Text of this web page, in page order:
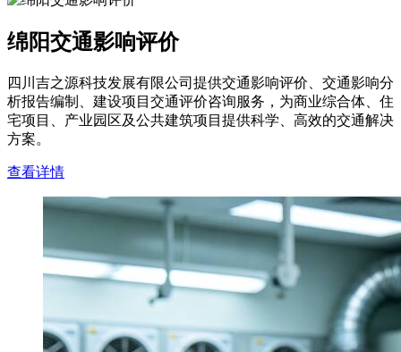
绵阳交通影响评价
四川吉之源科技发展有限公司提供交通影响评价、交通影响分
析报告编制、建设项目交通评价咨询服务，为商业综合体、住
宅项目、产业园区及公共建筑项目提供科学、高效的交通解决
方案。
查看详情